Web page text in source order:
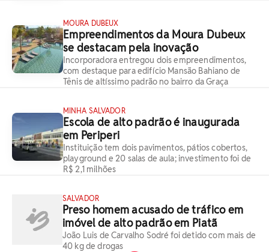
MOURA DUBEUX
Empreendimentos da Moura Dubeux
se destacam pela inovação
Incorporadora entregou dois empreendimentos,
com destaque para edifício Mansão Bahiano de
Tênis de altíssimo padrão no bairro da Graça
MINHA SALVADOR
Escola de alto padrão é inaugurada
em Periperi
Instituição tem dois pavimentos, pátios cobertos,
playground e 20 salas de aula; investimento foi de
R$ 2,1 milhões
SALVADOR
Preso homem acusado de tráfico em
imóvel de alto padrão em Piatã
João Luis de Carvalho Sodré foi detido com mais de
40 kg de drogas